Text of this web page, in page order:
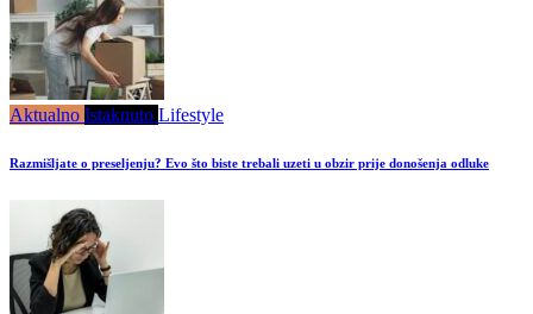
Aktualno Istaknuto Lifestyle
Razmišljate o preseljenju? Evo što biste trebali uzeti u obzir prije donošenja odluke